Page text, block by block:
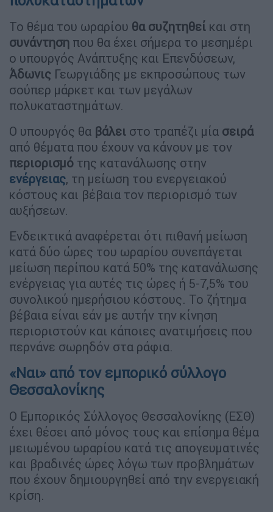
Το θέμα του ωραρίου θα συζητηθεί και στη
συνάντηση που θα έχει σήμερα το μεσημέρι
ο υπουργός Ανάπτυξης και Επενδύσεων,
Άδωνις Γεωργιάδης με εκπροσώπους των
σούπερ μάρκετ και των μεγάλων
πολυκαταστημάτων.
Ο υπουργός θα βάλει στο τραπέζι μία σειρά
από θέματα που έχουν να κάνουν με τον
περιορισμό της κατανάλωσης στην
ενέργειας, τη μείωση του ενεργειακού
κόστους και βέβαια τον περιορισμό των
αυξήσεων.
Ενδεικτικά αναφέρεται ότι πιθανή μείωση
κατά δύο ώρες του ωραρίου συνεπάγεται
μείωση περίπου κατά 50% της κατανάλωσης
ενέργειας για αυτές τις ώρες ή 5-7,5% του
συνολικού ημερήσιου κόστους. Το ζήτημα
βέβαια είναι εάν με αυτήν την κίνηση
περιοριστούν και κάποιες ανατιμήσεις που
περνάνε σωρηδόν στα ράφια.
«Ναι» από τον εμπορικό σύλλογο
Θεσσαλονίκης
Ο Εμπορικός Σύλλογος Θεσσαλονίκης (ΕΣΘ)
έχει θέσει από μόνος τους και επίσημα θέμα
μειωμένου ωραρίου κατά τις απογευματινές
και βραδινές ώρες λόγω των προβλημάτων
που έχουν δημιουργηθεί από την ενεργειακή
κρίση.